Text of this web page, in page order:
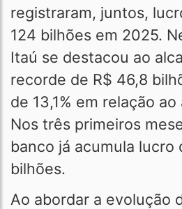
registraram, juntos,
124 bilhões em 2025.
Itaú se destacou ao
recorde de R$ 46,8
de 13,1% em relação
Nos três primeiros
banco já acumula lucro
bilhões.
Ao abordar a evolução